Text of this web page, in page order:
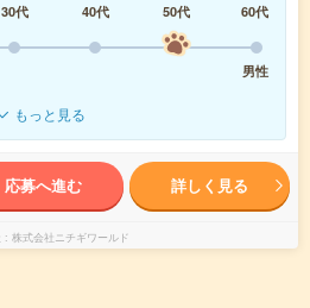
30代 40代 50代
60代
男性
もっと見る
応募へ進む 詳しく見る
株式会社ニチギワールド